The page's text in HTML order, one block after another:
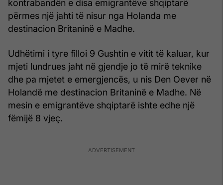
kontrabandën e disa emigrantëve shqiptarë
përmes një jahti të nisur nga Holanda me
destinacion Britaninë e Madhe.
Udhëtimi i tyre filloi 9 Gushtin e vitit të kaluar, kur
mjeti lundrues jaht në gjendje jo të mirë teknike
dhe pa mjetet e emergjencës, u nis Den Oever në
Holandë me destinacion Britaninë e Madhe. Në
mesin e emigrantëve shqiptarë ishte edhe një
fëmijë 8 vjeç.